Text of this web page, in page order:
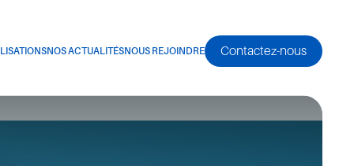
NOS ACTUALITÉSNOUS REJOINDRE Contactez-nous